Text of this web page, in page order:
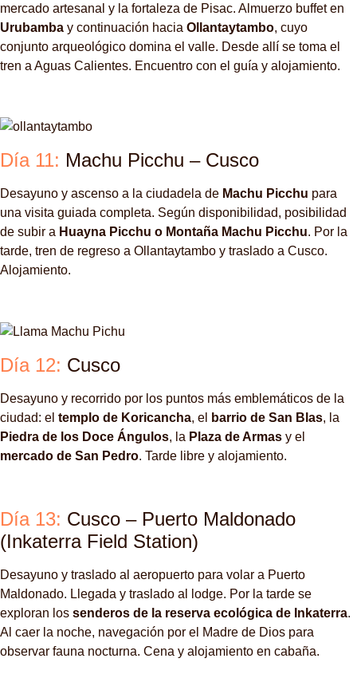
mercado artesanal y la fortaleza de Pisac. Almuerzo buffet en
Urubamba y continuación hacia Ollantaytambo, cuyo
conjunto arqueológico domina el valle. Desde allí se toma el
tren a Aguas Calientes. Encuentro con el guía y alojamiento.
Día 11: Machu Picchu – Cusco
Desayuno y ascenso a la ciudadela de Machu Picchu para
una visita guiada completa. Según disponibilidad, posibilidad
de subir a Huayna Picchu o Montaña Machu Picchu. Por la
tarde, tren de regreso a Ollantaytambo y traslado a Cusco.
Alojamiento.
Día 12: Cusco
Desayuno y recorrido por los puntos más emblemáticos de la
ciudad: el templo de Koricancha, el barrio de San Blas, la
Piedra de los Doce Ángulos, la Plaza de Armas y el
mercado de San Pedro. Tarde libre y alojamiento.
Día 13: Cusco – Puerto Maldonado
(Inkaterra Field Station)
Desayuno y traslado al aeropuerto para volar a Puerto
Maldonado. Llegada y traslado al lodge. Por la tarde se
exploran los senderos de la reserva ecológica de Inkaterra.
Al caer la noche, navegación por el Madre de Dios para
observar fauna nocturna. Cena y alojamiento en cabaña.